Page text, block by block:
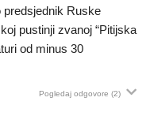
predsjednik Ruske
pustinji zvanoj “Pitijska
od minus 30
Pogledaj odgovore (2)